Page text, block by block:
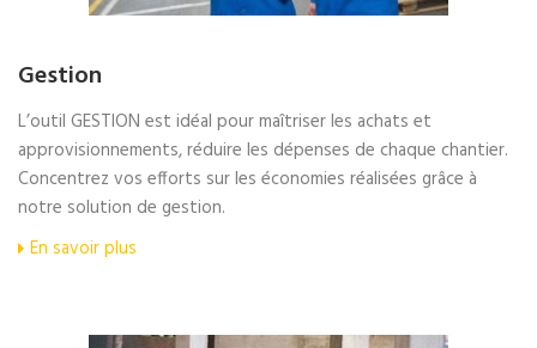
Gestion
L’outil GESTION est idéal pour maîtriser les achats et
approvisionnements, réduire les dépenses de chaque chantier.
Concentrez vos efforts sur les économies réalisées grâce à
notre solution de gestion.
En savoir plus